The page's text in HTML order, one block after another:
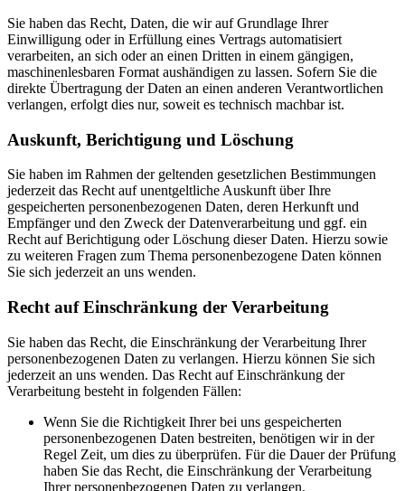
Sie haben das Recht, Daten, die wir auf Grundlage Ihrer
Einwilligung oder in Erfüllung eines Vertrags automatisiert
verarbeiten, an sich oder an einen Dritten in einem gängigen,
maschinenlesbaren Format aushändigen zu lassen. Sofern Sie die
direkte Übertragung der Daten an einen anderen Verantwortlichen
verlangen, erfolgt dies nur, soweit es technisch machbar ist.
Auskunft, Berichtigung und Löschung
Sie haben im Rahmen der geltenden gesetzlichen Bestimmungen
jederzeit das Recht auf unentgeltliche Auskunft über Ihre
gespeicherten personenbezogenen Daten, deren Herkunft und
Empfänger und den Zweck der Datenverarbeitung und ggf. ein
Recht auf Berichtigung oder Löschung dieser Daten. Hierzu sowie
zu weiteren Fragen zum Thema personenbezogene Daten können
Sie sich jederzeit an uns wenden.
Recht auf Einschränkung der Verarbeitung
Sie haben das Recht, die Einschränkung der Verarbeitung Ihrer
personenbezogenen Daten zu verlangen. Hierzu können Sie sich
jederzeit an uns wenden. Das Recht auf Einschränkung der
Verarbeitung besteht in folgenden Fällen:
Wenn Sie die Richtigkeit Ihrer bei uns gespeicherten
personenbezogenen Daten bestreiten, benötigen wir in der
Regel Zeit, um dies zu überprüfen. Für die Dauer der Prüfung
haben Sie das Recht, die Einschränkung der Verarbeitung
Ihrer personenbezogenen Daten zu verlangen.